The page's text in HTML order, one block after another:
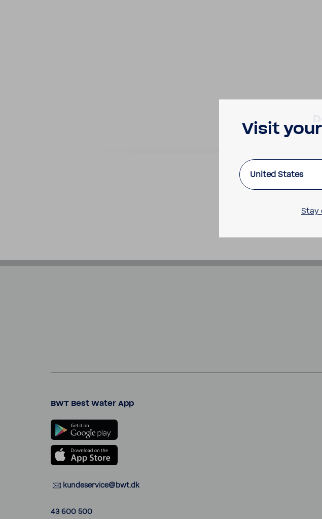
BWT Best Water App
kunde­ser­vice@bwt.dk
43 600 500
Visit
United States
Stay